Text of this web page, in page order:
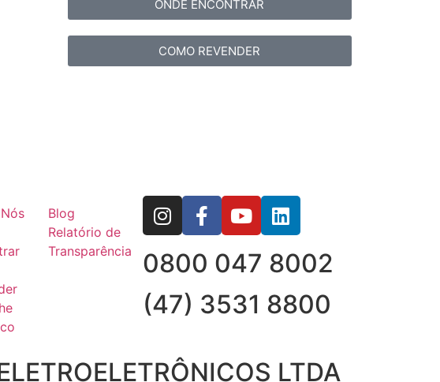
ONDE ENCONTRAR
COMO REVENDER
Blog
Relatório de
Transparência
0800 047 8002
(47) 3531 8800
LTDA